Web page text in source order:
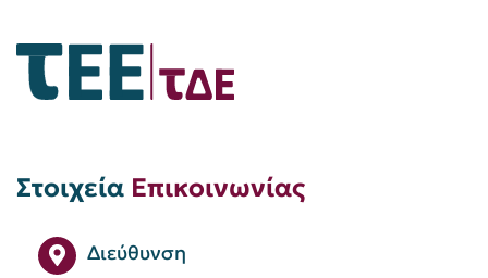
Στοιχεία Επικοινωνίας
Διεύθυνση